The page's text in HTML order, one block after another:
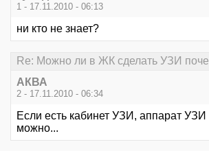
1 - 17.11.2010 - 06:13
ни кто не знает?
Re: Можно ли в ЖК сделать УЗИ
АКВА
2 - 17.11.2010 - 06:34
Если есть кабинет УЗИ, аппарат
можно...